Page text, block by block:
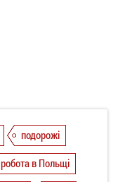
подорожі
робота в Польщі